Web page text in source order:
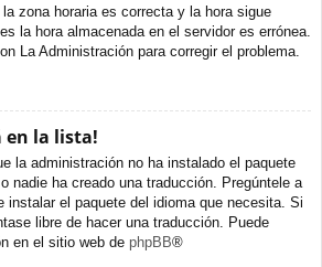
zona horaria es correcta y la hora sigue
la hora almacenada en el servidor es errónea.
La Administración para corregir el problema.
en la lista!
la administración no ha instalado el paquete
nadie ha creado una traducción. Pregúntele a
instalar el paquete del idioma que necesita. Si
libre de hacer una traducción. Puede
en el sitio web de phpBB®